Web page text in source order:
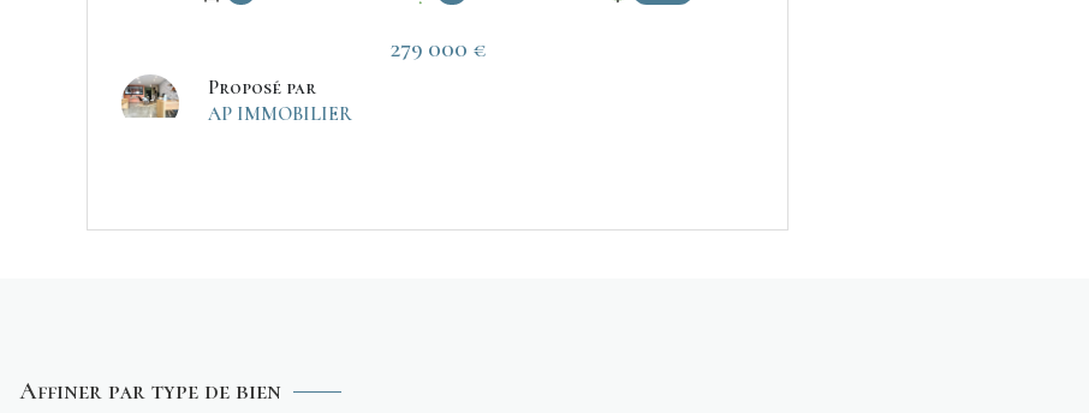
279 000 €
Proposé par
AP IMMOBILIER
Affiner par type de bien